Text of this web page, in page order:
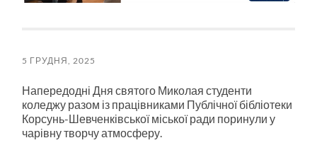
5 ГРУДНЯ, 2025
Напередодні Дня святого Миколая студенти
коледжу разом із працівниками Публічної бібліотеки
Корсунь-Шевченківської міської ради поринули у
чарівну творчу атмосферу.